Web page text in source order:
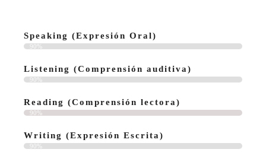
Speaking (Expresión Oral)
90%
Listening (Comprensión auditiva)
90%
Reading (Comprensión lectora)
90%
Writing (Expresión Escrita)
90%